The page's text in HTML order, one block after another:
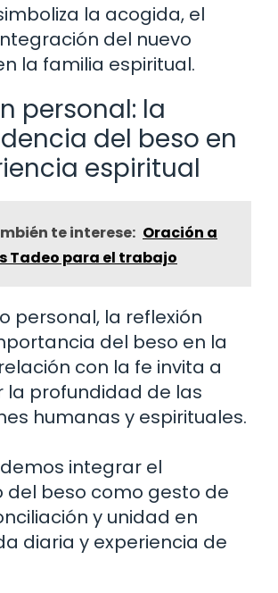
la acogida, el
del nuevo
la familia espiritual.
personal: la
del beso en
espiritual
te interese: Oración a
Tadeo para el trabajo
personal, la reflexión
del beso en la
con la fe invita a
la profundidad de las
humanas y espirituales.
integrar el
del beso como gesto de
y unidad en
diaria y experiencia de